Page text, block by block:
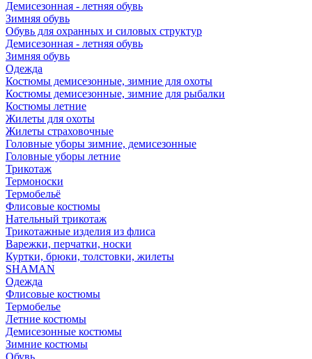
Демисезонная - летняя обувь
Зимняя обувь
Обувь для охранных и силовых структур
Демисезонная - летняя обувь
Зимняя обувь
Одежда
Костюмы демисезонные, зимние для охоты
Костюмы демисезонные, зимние для рыбалки
Костюмы летние
Жилеты для охоты
Жилеты страховочные
Головные уборы зимние, демисезонные
Головные уборы летние
Трикотаж
Термоноски
Термобельё
Флисовые костюмы
Нательный трикотаж
Трикотажные изделия из флиса
Варежки, перчатки, носки
Куртки, брюки, толстовки, жилеты
SHAMAN
Одежда
Флисовые костюмы
Термобелье
Летние костюмы
Демисезонные костюмы
Зимние костюмы
Обувь